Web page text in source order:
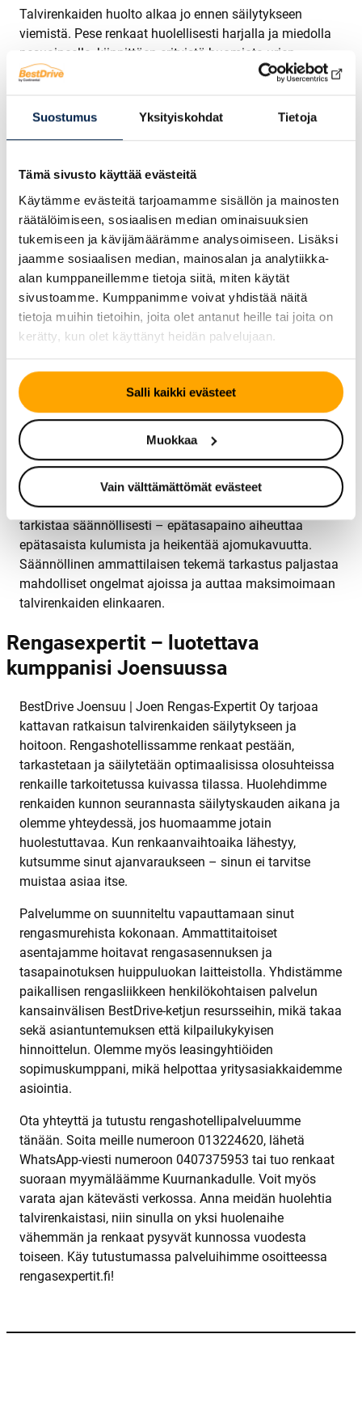
Suostumus Yksityiskohdat Tietoja
Tämä sivusto käyttää evästeitä
Käytämme evästeitä tarjoamamme sisällön ja mainosten
räätälöimiseen, sosiaalisen median ominaisuuksien
tukemiseen ja kävijämäärämme analysoimiseen. Lisäksi
jaamme sosiaalisen median, mainosalan ja analytiikka-
alan kumppaneillemme tietoja siitä, miten käytät
sivustoamme. Kumppanimme voivat yhdistää näitä
tietoja muihin tietoihin, joita olet antanut heille tai joita on
kerätty, kun olet käyttänyt heidän palvelujaan.
Salli kaikki evästeet
Muokkaa
Vain välttämättömät evästeet
Talvirenkaiden huolto alkaa jo ennen säilytykseen
viemistä. Pese renkaat huolellisesti harjalla ja miedolla
pesuaineella, kiinnittäen erityistä huomiota urien
puhdistukseen. Poista kaikki kivet ja roskat
urasyvyydestä. Anna renkaiden kuivua täysin ennen
säilytystä, sillä kosteus voi aiheuttaa ongelmia pitkässä
kauden asennusta ja mahdollistaa renkaiden
saavuttamiseksi.
Käytön aikanaoikean rengaspaineen ylläpitoon
kriittistä. Liian alhainen paine lisää sivustojen kulumista
ja nostaa polttoaineenkulutusta, kun taas liian korkea
paine heikentää pitoa ja aiheuttaa keskikohdan
ennenaikaista kulumista. Tarkista rengaspaineet
vähintään kerran kuukaudessa ja aina ennen pitkiä
matkoja. Muista, että paine laskee kylmässä säässä –
lämpötilan laskiessa 10 astetta paine voi pudota noin
0,1 baaria.
Ajotavat vaikuttavat merkittävästi renkaiden kulumiseen.
Vältä äkkijarrutuksia ja -kiihdytyksiä, jotka kuluttavat
kumia tarpeettomasti. Aja varovaisesti teiden reunoja ja
reunakiviä pitkin, sillä iskut voivat vaurioittaa renkaan
sivustoja ja sisärakennetta. Tasapainotus kannattaa
tarkistaa säännöllisesti – epätasapaino aiheuttaa
epätasaista kulumista ja heikentää ajomukavuutta.
Säännöllinen ammattilaisen tekemä tarkastus paljastaa
mahdolliset ongelmat ajoissa ja auttaa maksimoimaan
talvirenkaiden elinkaaren.
Rengasexpertit – luotettava
kumppanisi Joensuussa
BestDrive Joensuu | Joen Rengas-Expertit Oy tarjoaa
kattavan ratkaisun talvirenkaiden säilytykseen ja
hoitoon. Rengashotellissamme renkaat pestään,
tarkastetaan ja säilytetään optimaalisissa olosuhteissa
renkaille tarkoitetussa kuivassa tilassa. Huolehdimme
renkaiden kunnon seurannasta säilytyskauden aikana ja
olemme yhteydessä, jos huomaamme jotain
huolestuttavaa. Kun renkaanvaihtoaika lähestyy,
kutsumme sinut ajanvaraukseen – sinun ei tarvitse
muistaa asiaa itse.
Palvelumme on suunniteltu vapauttamaan sinut
rengasmurehista kokonaan. Ammattitaitoiset
asentajamme hoitavat rengasasennuksen ja
tasapainotuksen huippuluokan laitteistolla. Yhdistämme
paikallisen rengasliikkeen henkilökohtaisen palvelun
kansainvälisen BestDrive-ketjun resursseihin, mikä takaa
sekä asiantuntemuksen että kilpailukykyisen
hinnoittelun. Olemme myös leasingyhtiöiden
sopimuskumppani, mikä helpottaa yritysasiakkaidemme
asiointia.
Ota yhteyttä ja tutustu rengashotellipalveluumme
tänään. Soita meille numeroon 013224620, lähetä
WhatsApp-viesti numeroon 0407375953 tai tuo renkaat
suoraan myymäläämme Kuurnankadulle. Voit myös
varata ajan kätevästi verkossa. Anna meidän huolehtia
talvirenkaistasi, niin sinulla on yksi huolenaihe
vähemmän ja renkaat pysyvät kunnossa vuodesta
toiseen. Käy tutustumassa palveluihimme osoitteessa
rengasexpertit.fi!